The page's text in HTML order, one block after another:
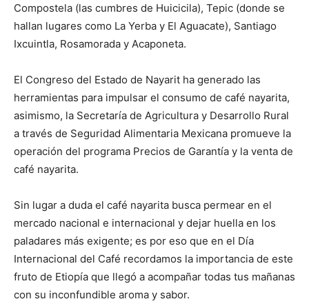
Compostela (las cumbres de Huicicila), Tepic (donde se
hallan lugares como La Yerba y El Aguacate), Santiago
Ixcuintla, Rosamorada y Acaponeta.
El Congreso del Estado de Nayarit ha generado las
herramientas para impulsar el consumo de café nayarita,
asimismo, la Secretaría de Agricultura y Desarrollo Rural
a través de Seguridad Alimentaria Mexicana promueve la
operación del programa Precios de Garantía y la venta de
café nayarita.
Sin lugar a duda el café nayarita busca permear en el
mercado nacional e internacional y dejar huella en los
paladares más exigente; es por eso que en el Día
Internacional del Café recordamos la importancia de este
fruto de Etiopía que llegó a acompañar todas tus mañanas
con su inconfundible aroma y sabor.